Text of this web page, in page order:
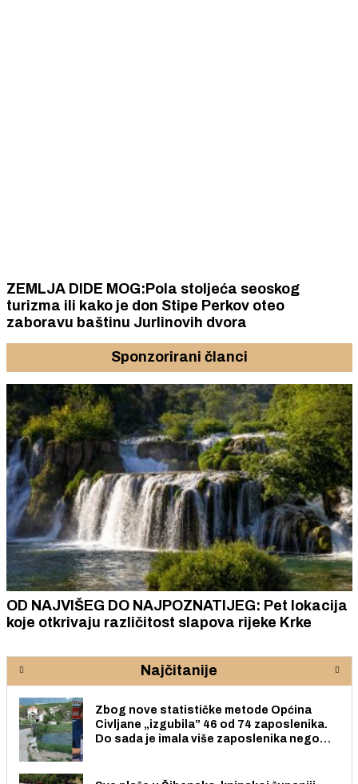
ZEMLJA DIDE MOG:Pola stoljeća seoskog
turizma ili kako je don Stipe Perkov oteo
zaboravu baštinu Jurlinovih dvora
Sponzorirani članci
OD NAJVIŠEG DO NAJPOZNATIJEG: Pet lokacija
koje otkrivaju različitost slapova rijeke Krke
Najčitanije
Zbog nove statističke metode Općina
Civljane „izgubila” 46 od 74 zaposlenika.
Do sada je imala više zaposlenika nego